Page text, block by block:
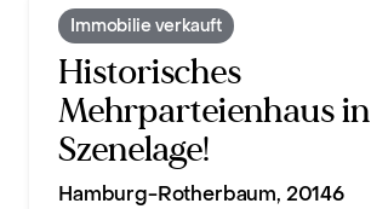
Immobilie verkauft
Historisches
Mehrparteienhaus in
Szenelage!
Hamburg-Rotherbaum, 20146